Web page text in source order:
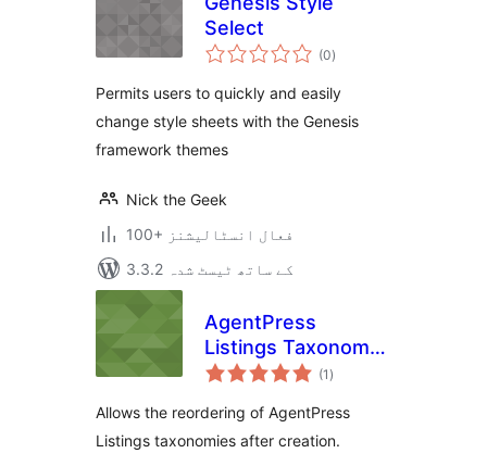
Select
(0مجموعی
درجہ
)
Permits users to quickly and easily
change style sheets with the Genesis
framework themes
Nick the Geek
100+ فعال انسٹالیشنز
3.3.2 کے ساتھ ٹیسٹ شدہ
AgentPress
Listings Taxonomy
Reorder
(1 مجموعی
درجہ
)
Allows the reordering of AgentPress
Listings taxonomies after creation.